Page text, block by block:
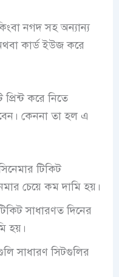
নগদ সহ অন্যান্য
কার্ড ইউজ করে
করে নিতে
কেননা তা হল এ
টিকিট
চেয়ে কম দামি হয়।
সাধারণত দিনের
হয়।
সাধারণ সিটগুলির